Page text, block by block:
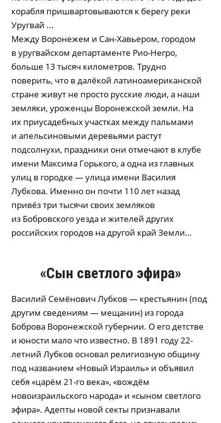
корабля пришвартовываются к берегу реки
Уругвай ...
Между Воронежем и Сан-Хавьером, городом
в уругвайском департаменте Рио-Негро,
больше 13 тысяч километров. Трудно
поверить, что в далёкой латиноамериканской
стране живут не просто русские люди, а наши
земляки, уроженцы Воронежской земли. На
их приусадебных участках между пальмами
и апельсиновыми деревьями растут
подсолнухи, праздники они отмечают в клубе
имени Максима Горького, а одна из главных
улиц в городке — улица имени Василия
Лубкова. Именно он почти 110 лет назад
привёз три тысячи своих земляков
из Бобровского уезда и жителей других
российских городов на другой край Земли…
«Сын светлого эфира»
Василий Семёнович Лубков — крестьянин (под
другим сведениям — мещанин) из города
Боброва Воронежской губернии. О его детстве
и юности мало что известно. В 1891 году 22-
летний Лубков основал религиозную общину
под названием «Новый Израиль» и объявил
себя «царём 21-го века», «вождём
новоизраильского народа» и «сыном светлого
эфира». Адепты новой секты признавали